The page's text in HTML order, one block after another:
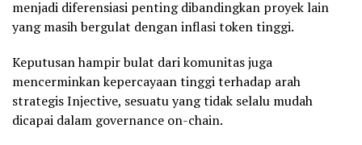
menjadi diferensiasi penting dibandingkan proyek lain
yang masih bergulat dengan inflasi token tinggi.
Keputusan hampir bulat dari komunitas juga
mencerminkan kepercayaan tinggi terhadap arah
strategis Injective, sesuatu yang tidak selalu mudah
dicapai dalam governance on-chain.